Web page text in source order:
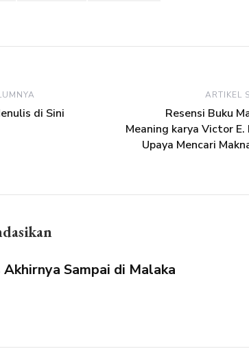
di Sini
ARTIKEL
Resensi Buku
Meaning karya Victor E.
Upaya Mencari
Akhirnya Sampai di Malaka